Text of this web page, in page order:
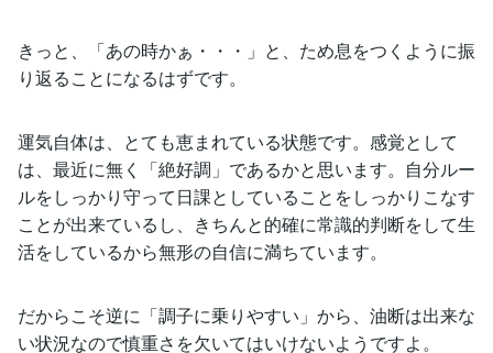
きっと、「あの時かぁ・・・」と、ため息をつくように振
り返ることになるはずです。
運気自体は、とても恵まれている状態です。感覚として
は、最近に無く「絶好調」であるかと思います。自分ルー
ルをしっかり守って日課としていることをしっかりこなす
ことが出来ているし、きちんと的確に常識的判断をして生
活をしているから無形の自信に満ちています。
だからこそ逆に「調子に乗りやすい」から、油断は出来な
い状況なので慎重さを欠いてはいけないようですよ。